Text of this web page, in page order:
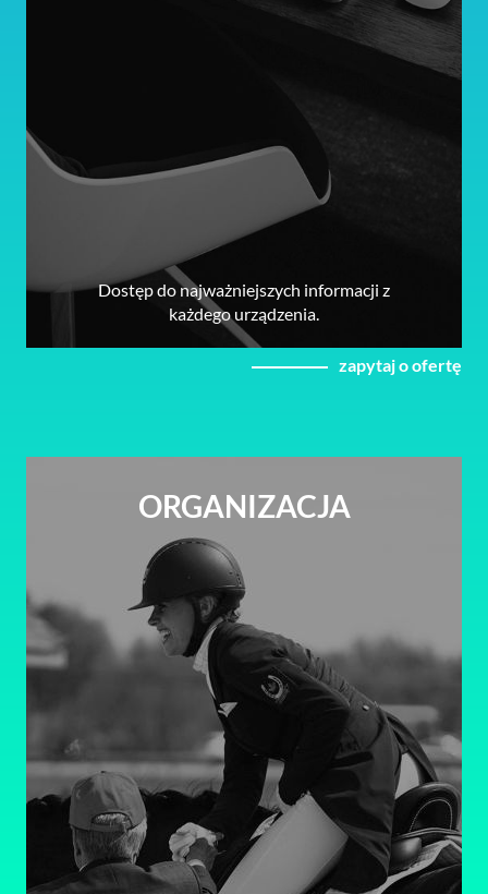
Dostęp do najważniejszych informacji z
każdego urządzenia.
zapytaj o ofertę
ORGANIZACJA